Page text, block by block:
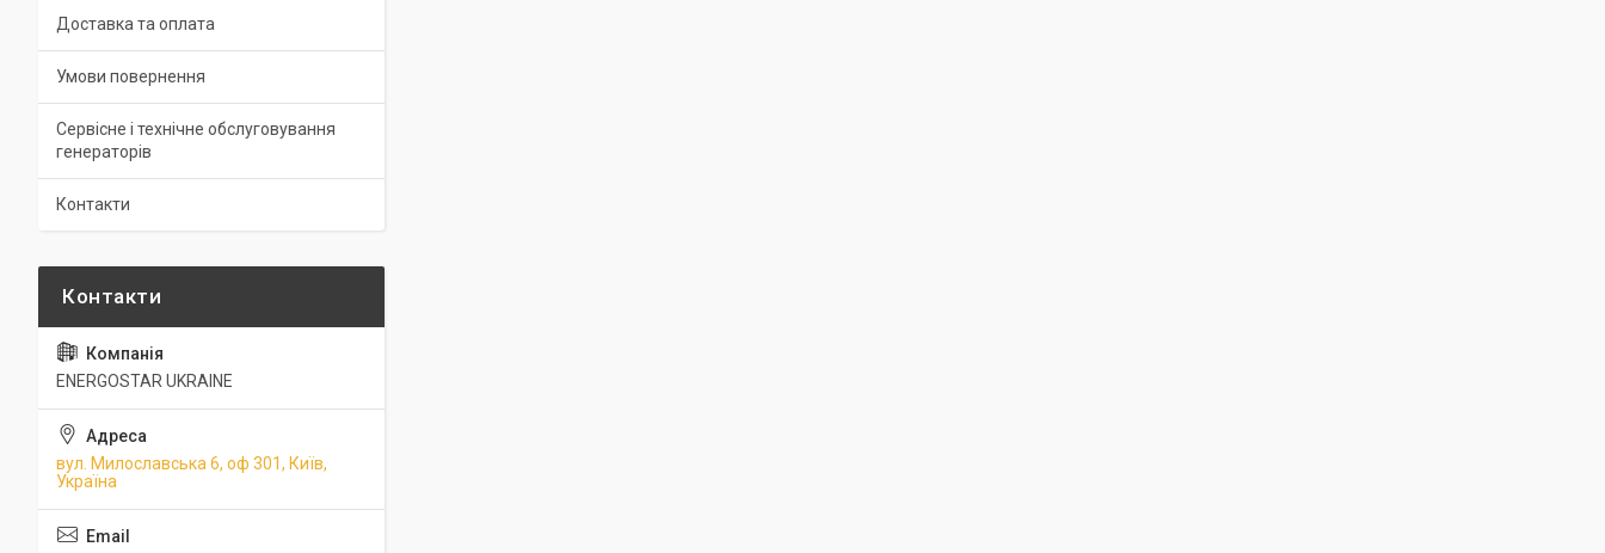
Доставка та оплата
Умови повернення
Сервісне і технічне обслуговування
генераторів
Контакти
ENERGOSTAR UKRAINE
вул. Милославська 6, оф 301, Київ,
Україна